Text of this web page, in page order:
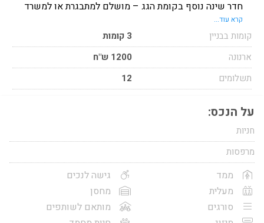
חדר שינה נוסף בקומת הגג – מושלם למתבגרת או למשרד
כיווני אוויר - דרום מערב נהדרת למשפחה או לשותפים.
עדיפות לטווח ארוך.
קרא עוד...
קומות בבניין
3 קומות
ארנונה
1200 ש"ח
תשלומים
12
על הנכס:
חניות
מרפסות
ממד
מעלית
סורגים
גישה לנכים
מחסן
מותאם לשותפים